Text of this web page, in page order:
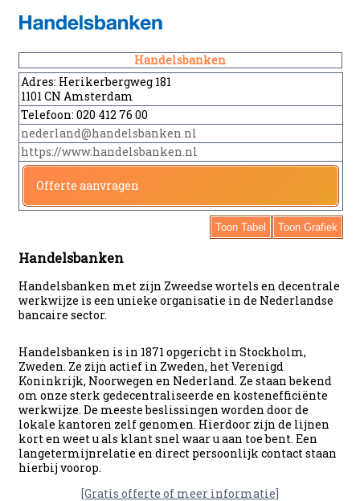
Handelsbanken
Adres: Herikerbergweg 181
1101 CN Amsterdam
Telefoon: 020 412 76 00
nederland@handelsbanken.nl
https://www.handelsbanken.nl
Offerte aanvragen
Toon Tabel Toon Grafiek
Handelsbanken
Handelsbanken met zijn Zweedse wortels en decentrale
werkwijze is een unieke organisatie in de Nederlandse
bancaire sector.
Handelsbanken is in 1871 opgericht in Stockholm,
Zweden. Ze zijn actief in Zweden, het Verenigd
Koninkrijk, Noorwegen en Nederland. Ze staan bekend
om onze sterk gedecentraliseerde en kostenefficiënte
werkwijze. De meeste beslissingen worden door de
lokale kantoren zelf genomen. Hierdoor zijn de lijnen
kort en weet u als klant snel waar u aan toe bent. Een
langetermijnrelatie en direct persoonlijk contact staan
hierbij voorop.
[Gratis offerte of meer informatie]